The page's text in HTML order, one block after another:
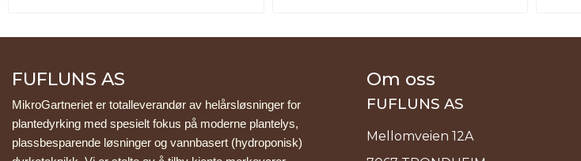
FUFLUNS AS
MikroGartneriet er totalleverandør av helårsløsninger for
plantedyrking med spesielt fokus på moderne plantelys,
plassbesparende løsninger og vannbasert (hydroponisk)
Om oss
FUFLUNS AS
Mellomveien 12A